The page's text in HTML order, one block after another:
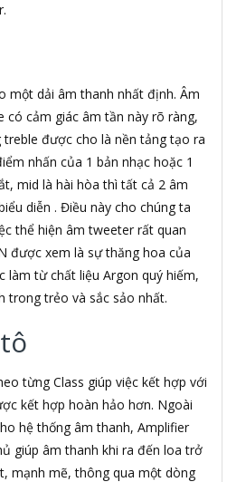
một dải âm thanh nhất định. Âm
có cảm giác âm tần này rõ ràng,
được cho là nền tảng tạo ra
nhấn của 1 bản nhạc hoặc 1
mid là hài hòa thì tất cả 2 âm
diễn . Điều này cho chúng ta
thể hiện âm tweeter rất quan
được xem là sự thăng hoa của
làm từ chất liệu Argon quý hiếm,
trong trẻo và sắc sảo nhất.
từng Class giúp việc kết hợp với
kết hợp hoàn hảo hơn. Ngoài
hệ thống âm thanh, Amplifier
giúp âm thanh khi ra đến loa trở
mạnh mẽ, thông qua một dòng